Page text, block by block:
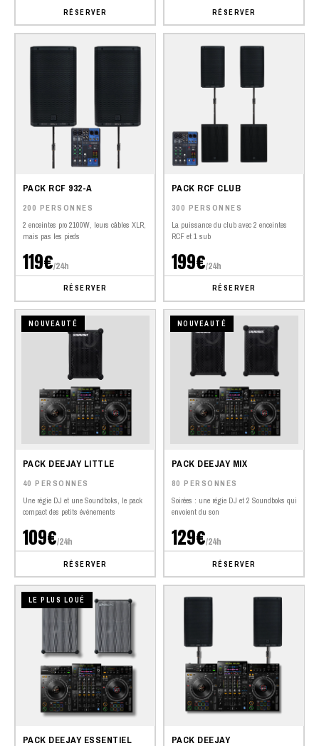
RÉSERVER RÉSERVER
PACK RCF 932-A
200 PERSONNES
2 enceintes pro 2100W, leurs câbles XLR,
mais pas les pieds
119€/24h
RÉSERVER
PACK RCF CLUB
300 PERSONNES
La puissance du club avec 2 enceintes
RCF et 1 sub
199€/24h
RÉSERVER
NOUVEAUTÉ
PACK DEEJAY LITTLE
40 PERSONNES
Une régie DJ et une Soundboks, le pack
compact des petits événements
109€/24h
RÉSERVER
NOUVEAUTÉ
PACK DEEJAY MIX
80 PERSONNES
Soirées : une régie DJ et 2 Soundboks qui
envoient du son
129€/24h
RÉSERVER
LE PLUS LOUÉ
PACK DEEJAY ESSENTIEL PACK DEEJAY